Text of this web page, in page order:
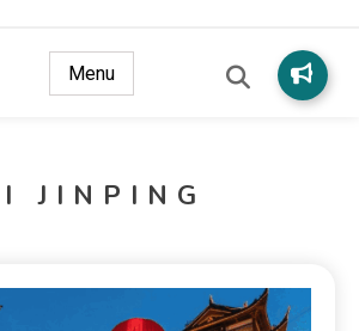
Menu
JINPING